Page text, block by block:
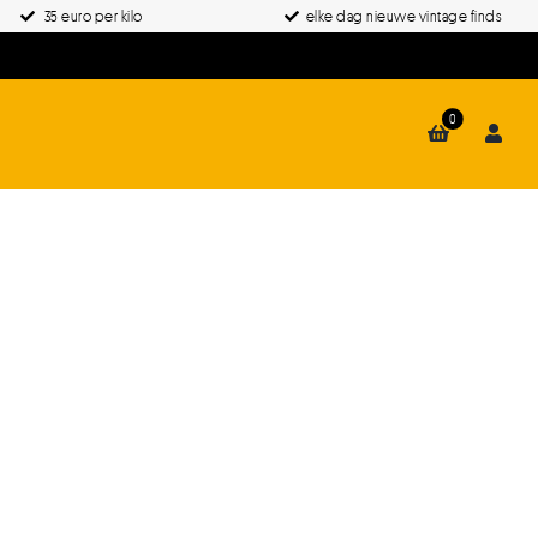
35 euro per kilo elke dag nieuwe vintage finds
0